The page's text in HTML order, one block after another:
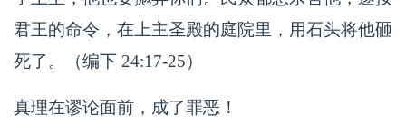
君王的命令，在上主圣殿的庭院里，用石头将他砸
死了。（编下 24:17-25）
真理在谬论面前，成了罪恶！